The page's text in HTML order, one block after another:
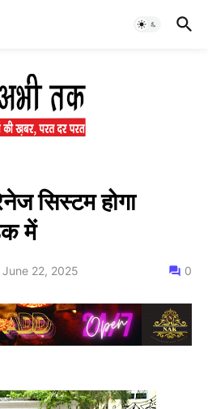
सिस्टम होगा
में
June 22, 2025 0